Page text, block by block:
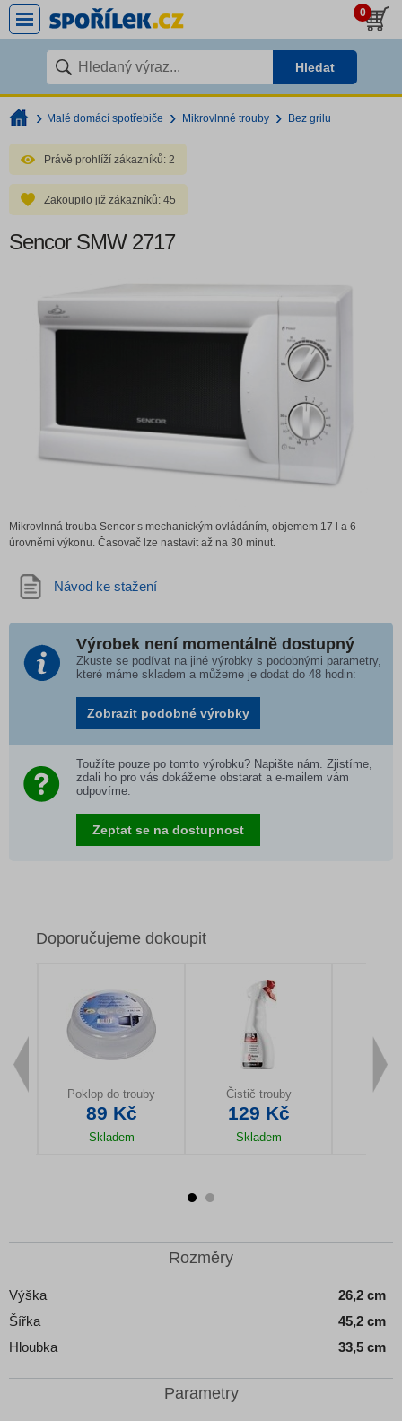
0
Hledat
Malé domácí spotřebiče Mikrovlnné trouby Bez grilu
Právě prohlíží zákazníků: 2
Zakoupilo již zákazníků: 45
Sencor SMW 2717
Mikrovlnná trouba Sencor s mechanickým ovládáním, objemem 17 l a 6
úrovněmi výkonu. Časovač lze nastavit až na 30 minut.
Návod ke stažení
Výrobek není momentálně dostupný
Zkuste se podívat na jiné výrobky s podobnými parametry,
které máme skladem a můžeme je dodat do 48 hodin:
Zobrazit podobné výrobky
Toužíte pouze po tomto výrobku? Napište nám. Zjistíme,
zdali ho pro vás dokážeme obstarat a e-mailem vám
odpovíme.
Zeptat se na dostupnost
Doporučujeme dokoupit
Poklop do trouby
89 Kč
Skladem
Čistič trouby
129 Kč
Skladem
Rozměry
Výška
26,2 cm
Šířka
45,2 cm
Hloubka
33,5 cm
Parametry